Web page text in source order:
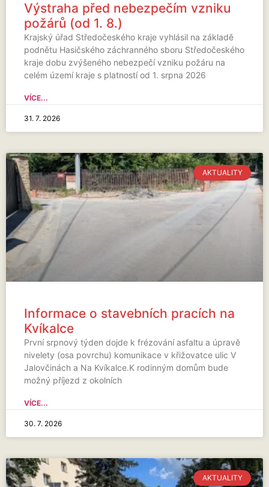
Výstraha před nebezpečím vzniku
požárů (od 1. 8.)
Krajský úřad Středočeského kraje vyhlásil na základě
podnětu Hasičského záchranného sboru Středočeského
kraje dobu zvýšeného nebezpečí vzniku požáru na
celém území kraje s platností od 1. srpna 2026
VÍCE...
31. 7. 2026
AKTUALITY
Informace o stavebních pracích na
Kvíkalce
První srpnový týden dojde k frézování asfaltu a úpravě
nivelety (osa povrchu) komunikace v křižovatce ulic V
Jalovčinách a Na Kvíkalce.K rodinným domům bude
možný příjezd z okolních
VÍCE...
30. 7. 2026
AKTUALITY